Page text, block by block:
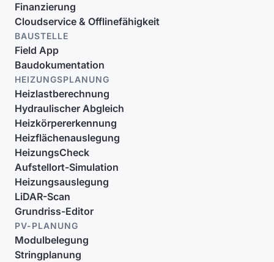
Finanzierung
Cloudservice & Offlinefähigkeit
BAUSTELLE
Field App
Baudokumentation
HEIZUNGSPLANUNG
Heizlastberechnung
Hydraulischer Abgleich
Heizkörpererkennung
Heizflächenauslegung
HeizungsCheck
Aufstellort-Simulation
Heizungsauslegung
LiDAR-Scan
Grundriss-Editor
PV-PLANUNG
Modulbelegung
Stringplanung